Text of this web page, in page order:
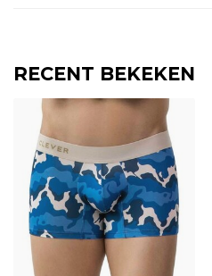
RECENT BEKEKEN